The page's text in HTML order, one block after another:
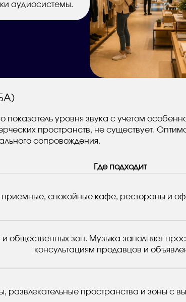
аудиосистемы.
уровня звука с учетом
пространств, не существует.
сопровождения.
Где подходит
приемные, спокойные кафе, рестораны и
и общественных зон. Музыка заполняет
консультациям продавцов и
развлекательные пространства и зоны с